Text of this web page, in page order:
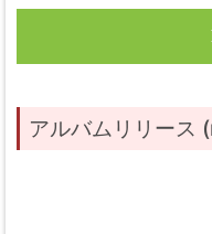
アルバムリリー